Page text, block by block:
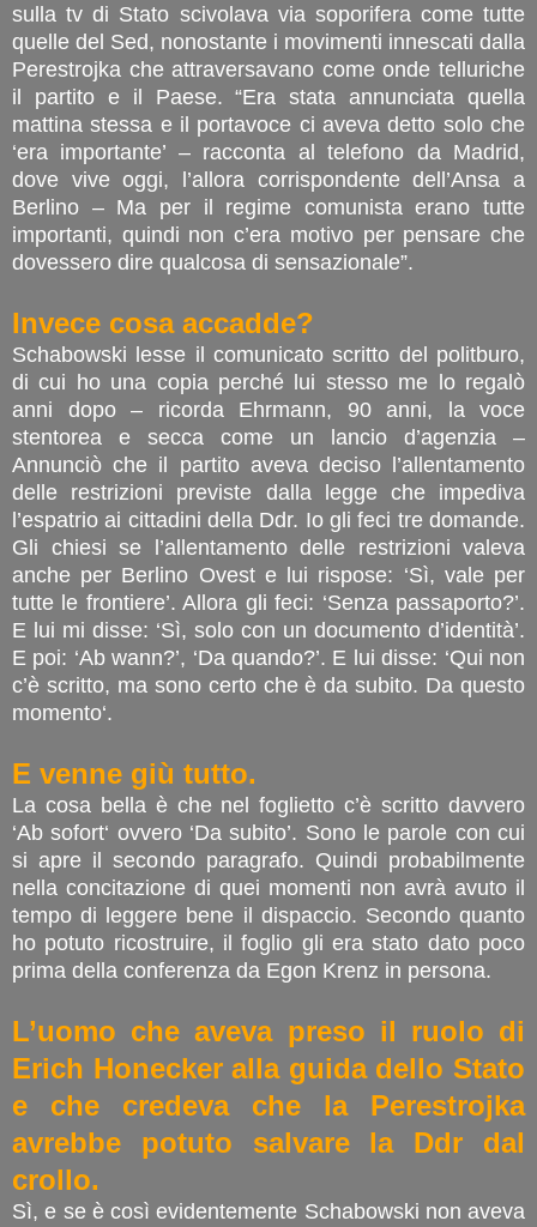
sulla tv di Stato scivolava via soporifera come tutte
quelle del Sed, nonostante i movimenti innescati dalla
Perestrojka che attraversavano come onde telluriche
il partito e il Paese. “Era stata annunciata quella
mattina stessa e il portavoce ci aveva detto solo che
‘era importante’ – racconta al telefono da Madrid,
dove vive oggi, l’allora corrispondente dell’Ansa a
Berlino – Ma per il regime comunista erano tutte
importanti, quindi non c’era motivo per pensare che
dovessero dire qualcosa di sensazionale”.
Invece cosa accadde?
Schabowski lesse il comunicato scritto del politburo,
di cui ho una copia perché lui stesso me lo regalò
anni dopo – ricorda Ehrmann, 90 anni, la voce
stentorea e secca come un lancio d’agenzia –
Annunciò che il partito aveva deciso l’allentamento
delle restrizioni previste dalla legge che impediva
l’espatrio ai cittadini della Ddr. Io gli feci tre domande.
Gli chiesi se l’allentamento delle restrizioni valeva
anche per Berlino Ovest e lui rispose: ‘Sì, vale per
tutte le frontiere’. Allora gli feci: ‘Senza passaporto?’.
E lui mi disse: ‘Sì, solo con un documento d’identità’.
E poi: ‘Ab wann?’, ‘Da quando?’. E lui disse: ‘Qui non
c’è scritto, ma sono certo che è da subito. Da questo
momento‘.
E venne giù tutto.
La cosa bella è che nel foglietto c’è scritto davvero
‘Ab sofort‘ ovvero ‘Da subito’. Sono le parole con cui
si apre il secondo paragrafo. Quindi probabilmente
nella concitazione di quei momenti non avrà avuto il
tempo di leggere bene il dispaccio. Secondo quanto
ho potuto ricostruire, il foglio gli era stato dato poco
prima della conferenza da Egon Krenz in persona.
L’uomo che aveva preso il ruolo di
Erich Honecker alla guida dello Stato
e che credeva che la Perestrojka
avrebbe potuto salvare la Ddr dal
crollo.
Sì, e se è così evidentemente Schabowski non aveva